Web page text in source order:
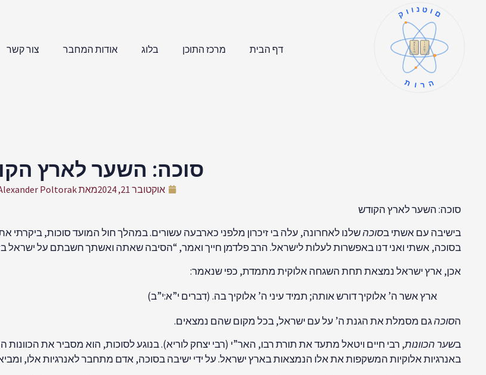
א
ב
ג
ד
ה
ו
ז
ח
ט
י
קוונטום
תורה
דף הבית מרכז התוכן בלוג אודות המחבר צור קשר
סוכה: השער לארץ
אוקטובר 21, 2024 מאתAlexander Poltorak
סוכה: השער לארץ הקודש
בישיבה עם אשתי בסוכהשלנו לאחרונה, עלה בי זיכרון מלפני כארבעה עשורים. במהלך חול המועד סוכות, ביקרתי
בסוכה, אשתי ואני דנו באפשרות לעלות לישראל. הרב פלדמן חייך ואמר, “הסיבה שאתה ואשתך חשבתם על ישראל
אכן, ארץ ישראל נמצאת תחת השגחה אלוקית מתמדת, כפי שנאמר:
ארץ אשר ה’ אלוקיך דורש אותה; תמיד עיני ה’ אלוקיך בה. (דברים י”א:י”ב)
הסוכהגם מסמלת את הגנת ה’ על עם ישראל, בכל מקום שהם נמצאים.
בשער הכוונות, רבי חיים ויטאל מתעד את תורת רבו, האר”י (רבי יצחק לוריא). בנוגע לסוכות, הוא מסביר את הכוונות
באנרגיות אלוקיות המשקפות את אלו הנמצאות בארץ ישראל. על ידי ישיבה בסוכה, אדם מתחבר לאנרגיות אלו,